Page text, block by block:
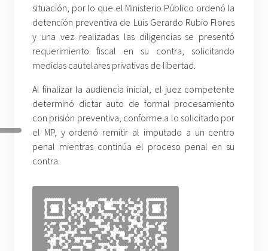
situación, por lo que el Ministerio Público ordenó la
detención preventiva de Luis Gerardo Rubio Flores
y una vez realizadas las diligencias se presentó
requerimiento fiscal en su contra, solicitando
medidas cautelares privativas de libertad.
Al finalizar la audiencia inicial, el juez competente
determinó dictar auto de formal procesamiento
con prisión preventiva, conforme a lo solicitado por
el MP, y ordenó remitir al imputado a un centro
penal mientras continúa el proceso penal en su
contra.